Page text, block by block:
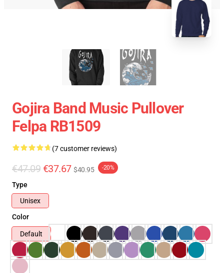
Gojira Band Music Pullover
Felpa RB1509
(7 customer reviews)
€47.09 €37.67 $40.95 -20%
Type
Unisex
Color
Default